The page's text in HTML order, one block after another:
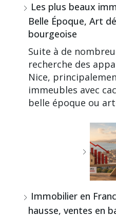
Les plus beaux
Belle Époque, Art
bourgeoise
Suite à de
recherche des
Nice,
immeubles avec
belle époque ou
Immobilier en
hausse, ventes en